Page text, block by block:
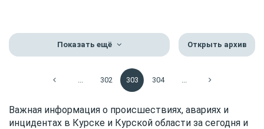
Показать ещё Открыть архив
302 303 304
Важная информация о происшествиях, авариях и
инцидентах в Курске и Курской области за сегодня и